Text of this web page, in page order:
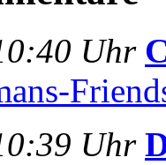
Uhr
Uhr